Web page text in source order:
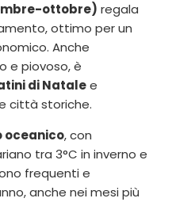
ottobre) regala
ottimo per un
Anche
e piovoso, è
di Natalee
città storiche.
oceanico, con
tra 3°C in inverno e
frequenti e
anche nei mesi più